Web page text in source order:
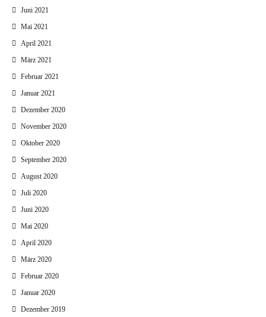
Juni 2021
Mai 2021
April 2021
März 2021
Februar 2021
Januar 2021
Dezember 2020
November 2020
Oktober 2020
September 2020
August 2020
Juli 2020
Juni 2020
Mai 2020
April 2020
März 2020
Februar 2020
Januar 2020
Dezember 2019